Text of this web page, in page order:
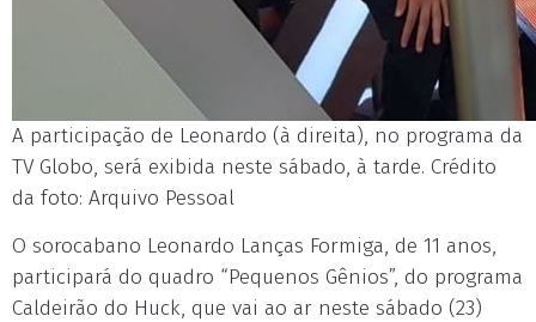
A participação de Leonardo (à direita), no programa da
TV Globo, será exibida neste sábado, à tarde. Crédito
da foto: Arquivo Pessoal
O sorocabano Leonardo Lanças Formiga, de 11 anos,
participará do quadro “Pequenos Gênios”, do programa
Caldeirão do Huck, que vai ao ar neste sábado (23)